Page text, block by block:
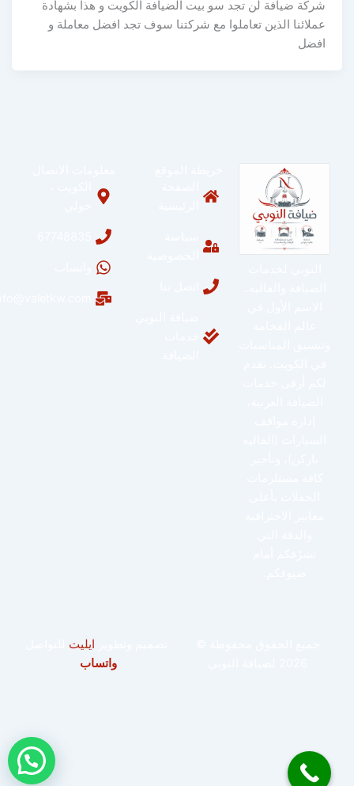
شركة ضيافة لن تجد سو بيت الضيافة الكويت و هذا بشهادة
عملائنا الذين تعاملوا مع شركتنا سوف تجد افضل معاملة و
افضل
الرئيسية
الخصوصية
اتصل بنا
خدمات
67748835
واتساب
info@valetkw.com
ايليتللتواصل
واتساب